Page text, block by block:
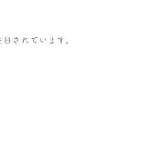
されています。